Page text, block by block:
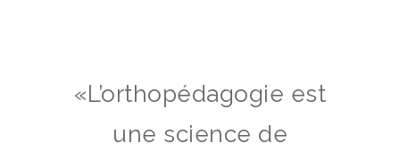
«L’orthopédagogie est
une science de